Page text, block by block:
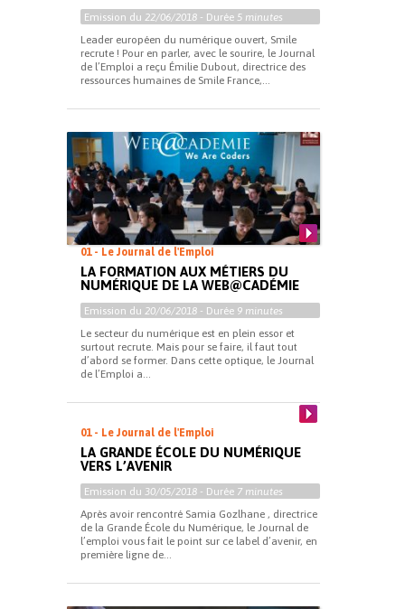
Emission du 22/06/2018 - Durée 5 minutes
Leader européen du numérique ouvert, Smile
recrute ! Pour en parler, avec le sourire, le Journal
de l’Emploi a reçu Émilie Dubout, directrice des
ressources humaines de Smile France,...
01 - Le Journal de l'Emploi
LA FORMATION AUX MÉTIERS DU
NUMÉRIQUE DE LA WEB@CADÉMIE
Emission du 20/06/2018 - Durée 9 minutes
Le secteur du numérique est en plein essor et
surtout recrute. Mais pour se faire, il faut tout
d’abord se former. Dans cette optique, le Journal
de l’Emploi a...
01 - Le Journal de l'Emploi
LA GRANDE ÉCOLE DU NUMÉRIQUE
VERS L’AVENIR
Emission du 30/05/2018 - Durée 7 minutes
Après avoir rencontré Samia Gozlhane , directrice
de la Grande École du Numérique, le Journal de
l’emploi vous fait le point sur ce label d’avenir, en
première ligne de...